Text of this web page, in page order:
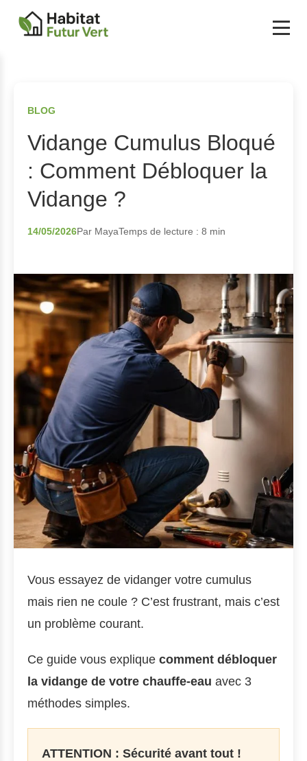
BLOG
Vidange Cumulus Bloqué
: Comment Débloquer la
Vidange ?
14/05/2026Par MayaTemps de lecture : 8 min
Vous essayez de vidanger votre cumulus
mais rien ne coule ? C’est frustrant, mais c’est
un problème courant.
Ce guide vous explique comment débloquer
la vidange de votre chauffe-eau avec 3
méthodes simples.
ATTENTION : Sécurité avant tout !